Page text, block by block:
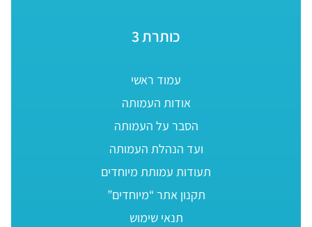
כותרת 3
עמוד ראשי
אודות העמותה
הסבר על העמותה
ועד הנהלת העמותה
תעודות עמותת מיוחדים
תקנון אתר “מיוחדים”
תנאי שימוש